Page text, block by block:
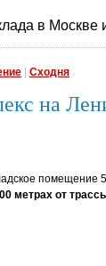
в Москве
Сходня
на
помещение
метрах от